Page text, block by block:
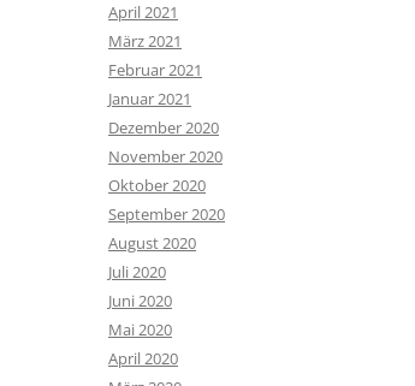
April 2021
März 2021
Februar 2021
Januar 2021
Dezember 2020
November 2020
Oktober 2020
September 2020
August 2020
Juli 2020
Juni 2020
Mai 2020
April 2020